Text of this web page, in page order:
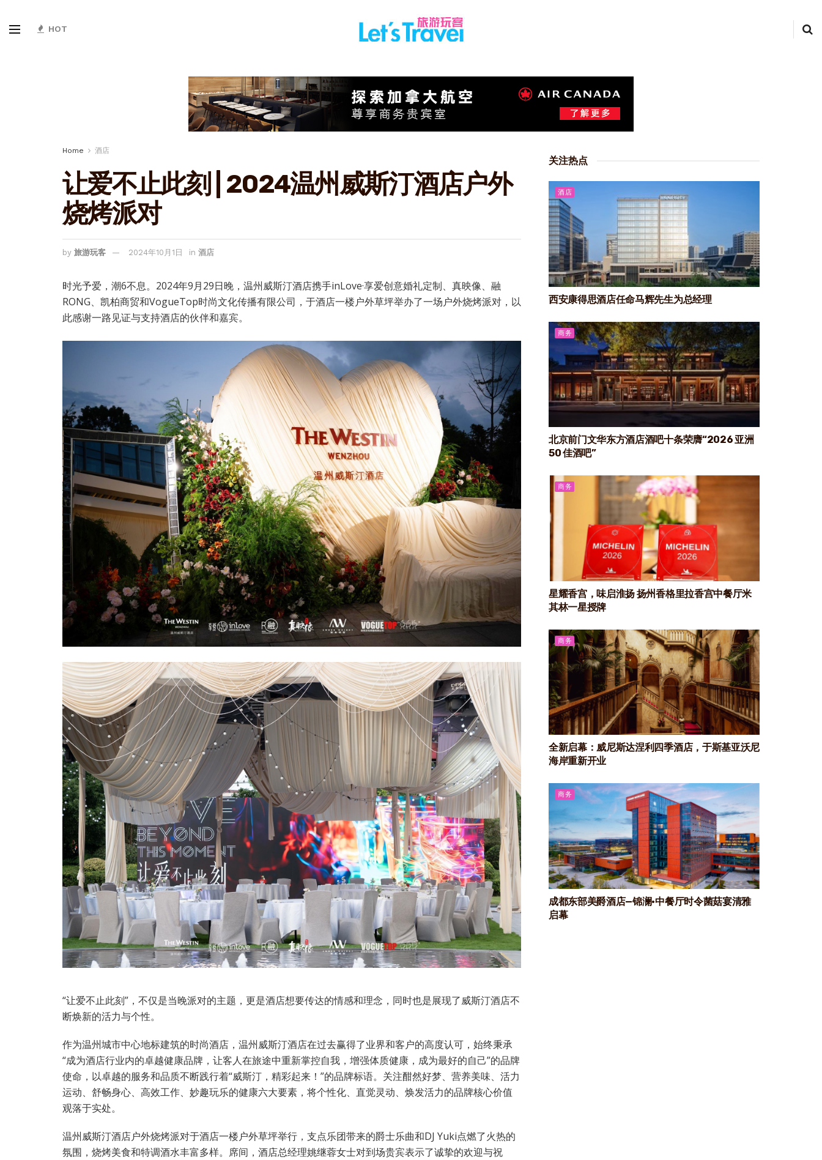
HOT
Home 酒店
让爱不止此刻 | 2024温州威斯汀酒店户外
烧烤派对
by 旅游玩客 2024年10月1日 in 酒店
时光予爱，潮6不息。2024年9月29日晚，温州威斯汀酒店携手inLove·享爱创意婚礼定制、真映像、融
RONG、凯柏商贸和VogueTop时尚文化传播有限公司，于酒店一楼户外草坪举办了一场户外烧烤派对，以
此感谢一路见证与支持酒店的伙伴和嘉宾。
“让爱不止此刻”，不仅是当晚派对的主题，更是酒店想要传达的情感和理念，同时也是展现了威斯汀酒店不
断焕新的活力与个性。
作为温州城市中心地标建筑的时尚酒店，温州威斯汀酒店在过去赢得了业界和客户的高度认可，始终秉承
“成为酒店行业内的卓越健康品牌，让客人在旅途中重新掌控自我，增强体质健康，成为最好的自己”的品牌
使命，以卓越的服务和品质不断践行着“威斯汀，精彩起来！”的品牌标语。关注酣然好梦、营养美味、活力
运动、舒畅身心、高效工作、妙趣玩乐的健康六大要素，将个性化、直觉灵动、焕发活力的品牌核心价值
观落于实处。
温州威斯汀酒店户外烧烤派对于酒店一楼户外草坪举行，支点乐团带来的爵士乐曲和DJ Yuki点燃了火热的
氛围，烧烤美食和特调酒水丰富多样。席间，酒店总经理姚继蓉女士对到场贵宾表示了诚挚的欢迎与祝
关注热点
酒店
西安康得思酒店任命马辉先生为总经理
商务
北京前门文华东方酒店酒吧十条荣膺“2026 亚洲
50 佳酒吧”
商务
星耀香宫，味启淮扬 扬州香格里拉香宫中餐厅米
其林一星授牌
商务
全新启幕：威尼斯达涅利四季酒店，于斯基亚沃尼
海岸重新开业
商务
成都东部美爵酒店—锦澜·中餐厅时令菌菇宴清雅
启幕